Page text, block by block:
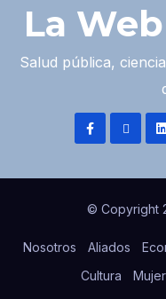
La
Salud pública,
© Copyright
Nosotros Aliados
Cultura
Mujer